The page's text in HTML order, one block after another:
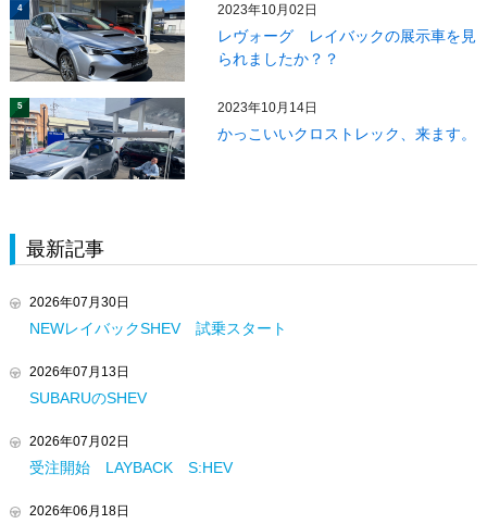
4 2023年10月02日
レヴォーグ レイバックの展示車を見
られましたか？？
5 2023年10月14日
かっこいいクロストレック、来ます。
最新記事
2026年07月30日
NEWレイバックSHEV 試乗スタート
2026年07月13日
SUBARUのSHEV
2026年07月02日
受注開始 LAYBACK S:HEV
2026年06月18日